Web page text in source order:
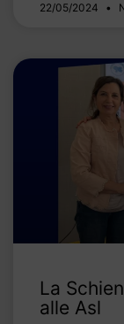
22/05/2024
La
alle Asl